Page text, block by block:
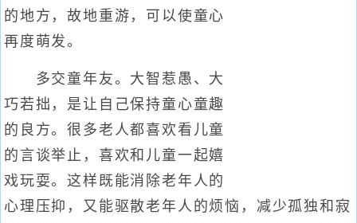
的地方，故地重游，可以使童心
再度萌发。
多交童年友。大智惹愚、大
巧若拙，是让自己保持童心童趣
的良方。很多老人都喜欢看儿童
的言谈举止，喜欢和儿童一起嬉
戏玩耍。这样既能消除老年人的
心理压抑，又能驱散老年人的烦恼，减少孤独和寂